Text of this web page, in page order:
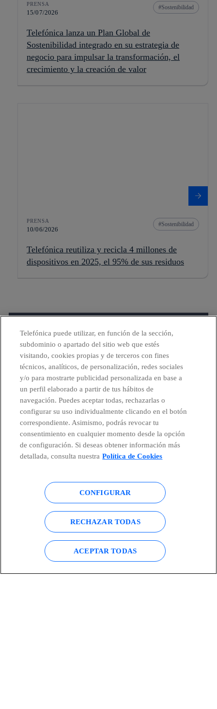
PRENSA
15/07/2026
Sostenibilidad
Telefónica lanza un Plan Global de
Sostenibilidad integrado en su estrategia de
negocio para impulsar la transformación, el
crecimiento y la creación de valor
PRENSA
10/06/2026
Sostenibilidad
Telefónica reutiliza y recicla 4 millones de
dispositivos en 2025, el 95% de sus residuos
MEDIOS DE COMUNICACIÓN
Contacta con nuestro departamento de
comunicación o solicita material adicional.
CONTACTO
Ofrecer la mejor experiencia
digital a nuestros clientes.
Telefónica puede utilizar, en función de la sección,
subdominio o apartado del sitio web que estés
visitando, cookies propias y de terceros con fines
técnicos, analíticos, de personalización, redes sociales
y/o para mostrarte publicidad personalizada en base a
un perfil elaborado a partir de tus hábitos de
navegación. Puedes aceptar todas, rechazarlas o
configurar su uso individualmente clicando en el botón
correspondiente. Asimismo, podrás revocar tu
consentimiento en cualquier momento desde la opción
de configuración. Si deseas obtener información más
detallada, consulta nuestra Política de Cookies
CONFIGURAR
RECHAZAR TODAS
ACEPTAR TODAS